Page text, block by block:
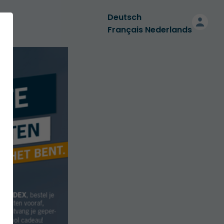
Deutsch
Français Nederlands